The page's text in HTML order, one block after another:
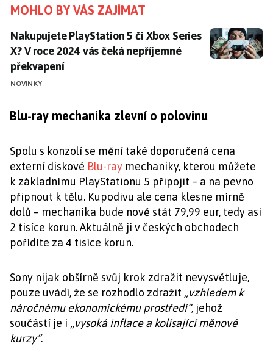
MOHLO BY VÁS ZAJÍMAT
Nakupujete PlayStation 5 či Xbox Series X? V roce
Nakupujete PlayStation 5 či Xbox Series
X? V roce 2024 vás čeká nepříjemné
překvapení
NOVINKY
Blu-ray mechanika zlevní o polovinu
Spolu s konzolí se mění také doporučená cena
externí diskové Blu-ray mechaniky, kterou můžete
k základnímu PlayStationu 5 připojit – a na pevno
připnout k tělu. Kupodivu ale cena klesne mírně
dolů – mechanika bude nově stát 79,99 eur, tedy asi
2 tisíce korun. Aktuálně ji v českých obchodech
pořídíte za 4 tisíce korun.
Sony nijak obšírně svůj krok zdražit nevysvětluje,
pouze uvádí, že se rozhodlo zdražit „vzhledem k
náročnému ekonomickému prostředí“, jehož
součástí je i „vysoká inflace a kolísající měnové
kurzy“.